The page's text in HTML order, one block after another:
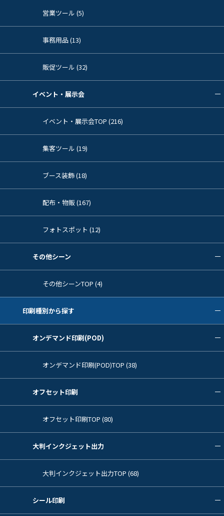
営業ツール (5)
事務用品 (13)
販促ツール (32)
イベント・展示会
イベント・展示会TOP (216)
集客ツール (19)
ブース装飾 (18)
配布・物販 (167)
フォトスポット (12)
その他シーン
その他シーンTOP (4)
印刷種別から探す
オンデマンド印刷(POD)
オンデマンド印刷(POD)TOP (38)
オフセット印刷
オフセット印刷TOP (80)
大判インクジェット出力
大判インクジェット出力TOP (68)
シール印刷